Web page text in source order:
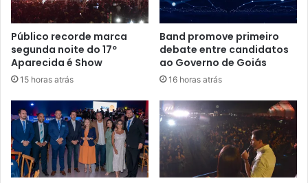
Público recorde marca
segunda noite do 17º
Aparecida é Show
15 horas atrás
Band promove primeiro
debate entre candidatos
ao Governo de Goiás
16 horas atrás